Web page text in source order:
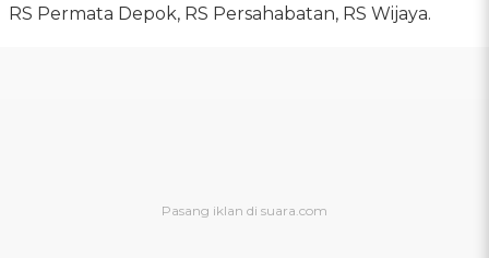
RS Permata Depok, RS Persahabatan, RS Wijaya.